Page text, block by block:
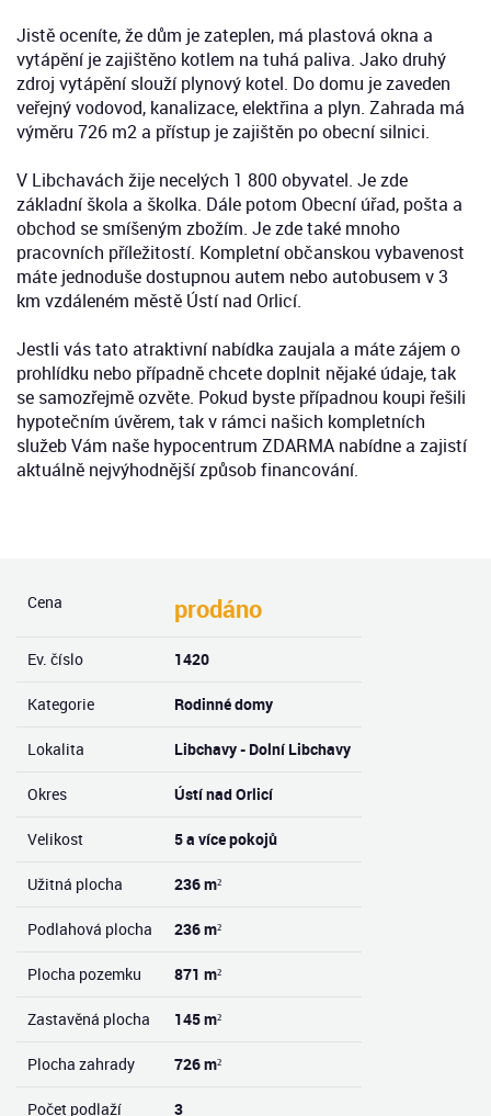
Jistě oceníte, že dům je zateplen, má plastová okna a
vytápění je zajištěno kotlem na tuhá paliva. Jako druhý
zdroj vytápění slouží plynový kotel. Do domu je zaveden
veřejný vodovod, kanalizace, elektřina a plyn. Zahrada má
výměru 726 m2 a přístup je zajištěn po obecní silnici.
V Libchavách žije necelých 1 800 obyvatel. Je zde
základní škola a školka. Dále potom Obecní úřad, pošta a
obchod se smíšeným zbožím. Je zde také mnoho
pracovních příležitostí. Kompletní občanskou vybavenost
máte jednoduše dostupnou autem nebo autobusem v 3
km vzdáleném městě Ústí nad Orlicí.
Jestli vás tato atraktivní nabídka zaujala a máte zájem o
prohlídku nebo případně chcete doplnit nějaké údaje, tak
se samozřejmě ozvěte. Pokud byste případnou koupi řešili
hypotečním úvěrem, tak v rámci našich kompletních
služeb Vám naše hypocentrum ZDARMA nabídne a zajistí
aktuálně nejvýhodnější způsob financování.
Cena prodáno
Ev. číslo 1420
Kategorie Rodinné domy
Lokalita Libchavy - Dolní Libchavy
Okres Ústí nad Orlicí
Velikost 5 a více pokojů
Užitná plocha 236 m²
Podlahová plocha 236 m²
Plocha pozemku 871 m²
Zastavěná plocha 145 m²
Plocha zahrady 726 m²
Počet podlaží 3